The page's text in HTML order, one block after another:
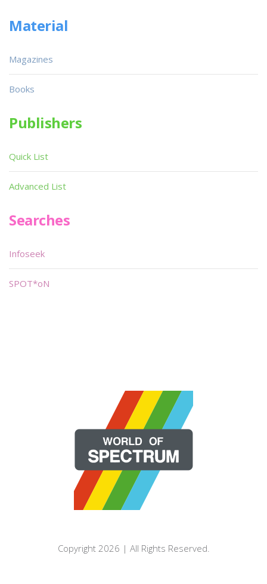
Material
Magazines
Books
Publishers
Quick List
Advanced List
Searches
Infoseek
SPOT*oN
Copyright 2026 | All Rights Reserved.